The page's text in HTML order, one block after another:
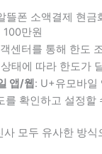
뜰폰 소액결제 현금
100만원
센터를 통해 한도
태에 따라 한도가
앱/웹 : U+유모바일
를 확인하고 설정할
사 모두 유사한 방